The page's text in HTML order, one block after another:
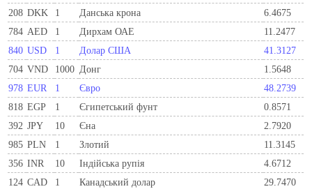
208 DKK 1 Данська крона
6.4675
784 AED 1 Дирхам ОАЕ
11.2477
840 USD 1 Долар США
41.3127
704 VND 1000 Донг
1.5648
978 EUR 1 Євро
48.2739
818 EGP 1 Єгипетський фунт
0.8571
392 JPY 10 Єна
2.7920
985 PLN 1 Злотий
11.3145
356 INR 10 Індійська рупія
4.6712
124 CAD 1 Канадський долар
29.7470